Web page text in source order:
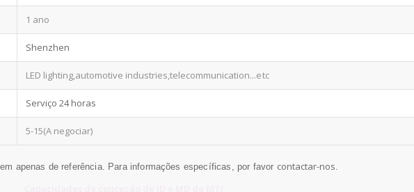
1 ano
Shenzhen
LED lighting,automotive industries,telecommunication...etc
Serviço 24 horas
5-15(A negociar)
apenas de referência. Para informações específicas, por favor contactar-nos